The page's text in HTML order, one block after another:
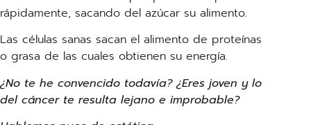
rápidamente, sacando del azúcar su alimento.
Las células sanas sacan el alimento de proteínas
o grasa de las cuales obtienen su energía.
¿No te he convencido todavía? ¿Eres joven y lo
del cáncer te resulta lejano e improbable?